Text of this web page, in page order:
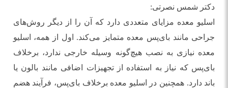
دکتر شمس نصرتی:
اسلیو معده مزایای متعددی دارد که آن را از دیگر روش‌های
جراحی مانند بای‌پس معده متمایز می‌کند. اول از همه، اسلیو
معده نیازی به نصب هیچ‌گونه وسیله خارجی ندارد، برخلاف
بای‌پس که نیاز به استفاده از تجهیزات اضافی مانند بالون یا
باند دارد. همچنین در اسلیو معده برخلاف بای‌پس، فرآیند هضم